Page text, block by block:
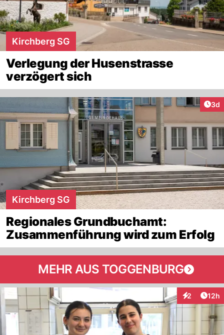
Kirchberg SG
Verlegung der Husenstrasse
verzögert sich
3d
Kirchberg SG
Regionales Grundbuchamt:
Zusammenführung wird zum Erfolg
MEHR AUS TOGGENBURG
2
Interaktionen
12h